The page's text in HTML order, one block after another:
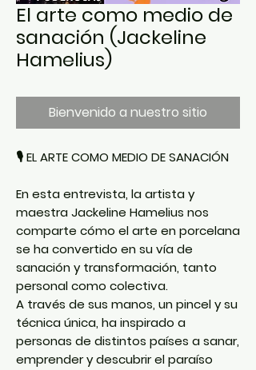
El arte como medio de
sanación (Jackeline
Hamelius)
Bienvenido a nuestro sitio
🎙️EL ARTE COMO MEDIO DE SANACIÓN
En esta entrevista, la artista y
maestraJackeline Hamelius nos
comparte cómo el arte en porcelana
se ha convertido en su vía de
sanación y transformación, tanto
personal como colectiva.
A través de sus manos, un pincel y su
técnica única, ha inspirado a
personas de distintos países a sanar,
emprender ydescubrir el paraíso